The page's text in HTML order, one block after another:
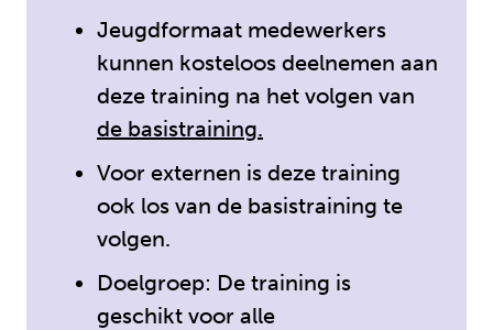
Jeugdformaat medewerkers
kunnen kosteloos deelnemen aan
deze training na het volgen van
de basistraining.
Voor externen is deze training
ook los van de basistraining te
volgen.
Doelgroep: De training is
geschikt voor alle